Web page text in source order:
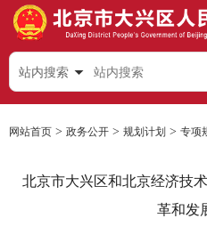
站内搜索
网站首页 > 政务公开 > 规划计划 > 专项
北京市大兴区和北京经济技
革和发